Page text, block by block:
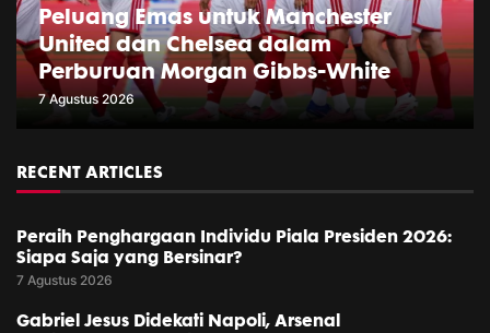
Peluang Emas untuk Manchester
United dan Chelsea dalam
Perburuan Morgan Gibbs-White
7 Agustus 2026
RECENT ARTICLES
Peraih Penghargaan Individu Piala Presiden 2026:
Siapa Saja yang Bersinar?
7 Agustus 2026
Gabriel Jesus Didekati Napoli, Arsenal